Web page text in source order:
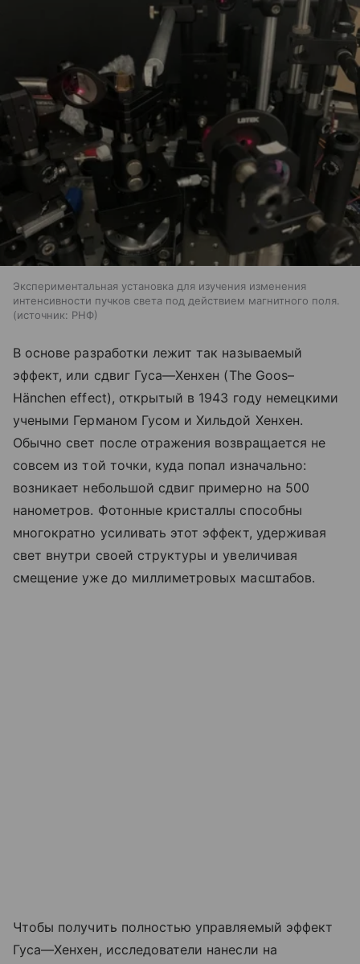
Экспериментальная установка для изучения изменения
интенсивности пучков света под действием магнитного поля.
источник: РНФ
В основе разработки лежит так называемый
эффект, или сдвиг Гуса—Хенхен (The Goos–
Hänchen effect), открытый в 1943 году немецкими
учеными Германом Гусом и Хильдой Хенхен.
Обычно свет после отражения возвращается не
совсем из той точки, куда попал изначально:
возникает небольшой сдвиг примерно на 500
нанометров. Фотонные кристаллы способны
многократно усиливать этот эффект, удерживая
свет внутри своей структуры и увеличивая
смещение уже до миллиметровых масштабов.
Чтобы получить полностью управляемый эффект
Гуса—Хенхен, исследователи нанесли на